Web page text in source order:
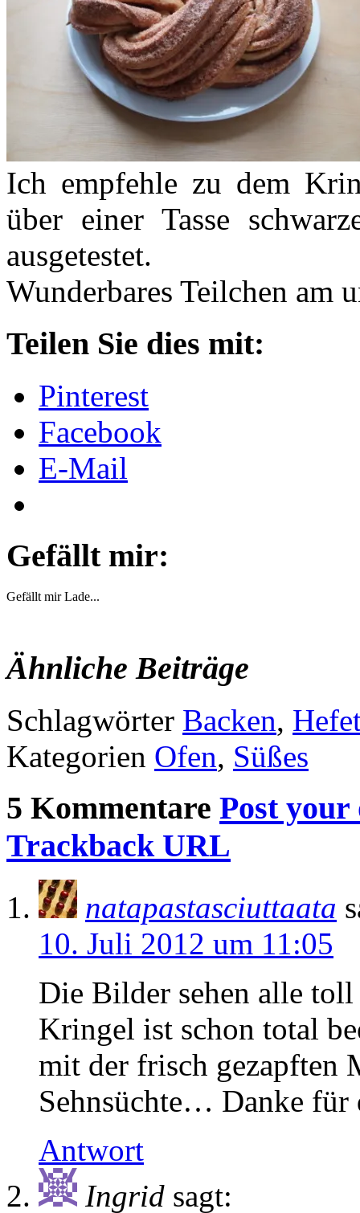
Ich empfehle zu dem
über einer Tasse
ausgetestet.
Wunderbares Teilchen am
Teilen Sie dies mit:
Pinterest
Facebook
E-Mail
Gefällt mir:
Gefällt mir Lade...
Ähnliche Beiträge
Schlagwörter Backen,
Kategorien Ofen, Süßes
5 Kommentare Post your
Trackback URL
natapastasciuttaata
10. Juli 2012 um 11:05
Die Bilder sehen alle toll
Kringel ist schon total
mit der frisch
Sehnsüchte… Danke für
Antwort
Ingrid sagt: